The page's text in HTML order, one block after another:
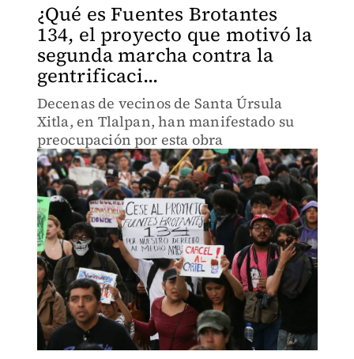
¿Qué es Fuentes Brotantes
134, el proyecto que motivó la
segunda marcha contra la
gentrificaci...
Decenas de vecinos de Santa Úrsula
Xitla, en Tlalpan, han manifestado su
preocupación por esta obra